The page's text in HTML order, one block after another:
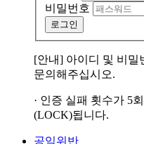
비밀번호
로그인
[안내] 아이디 및 비밀
문의해주십시오.
· 인증 실패 횟수가 5
(LOCK)됩니다.
공익위반